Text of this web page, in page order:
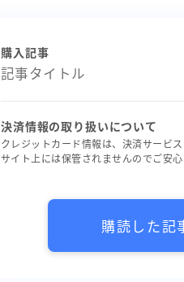
購入記事
記事タイトル
決済情報の取り扱いについて
クレジットカード情報は、決済サービ
サイト上には保管されませんのでご安心
購読した記